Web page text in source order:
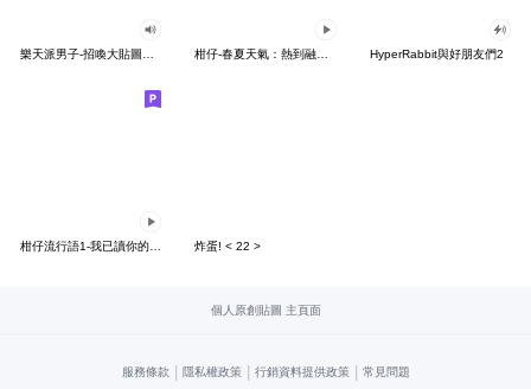
樂天派男子-招喚大貼圖超好用 柑仔-春夏天氣：熱到融化與梅雨發霉 HyperRabbit與好朋友們2
炸蛋! < 22 >
個人原創貼圖 主頁面
服務條款 | 隱私權政策 | 行銷資料提供政策 | 常見問題